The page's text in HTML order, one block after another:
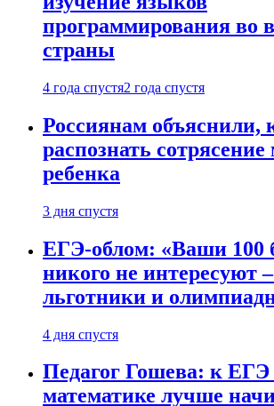
программирования во
страны
4 года спустя2 года спустя
Россиянам объяснили,
распознать сотрясение
ребенка
3 дня спустя
ЕГЭ-облом: «Ваши 100
никого не интересуют
льготники и
4 дня спустя
Педагог Гошева: к ЕГЭ
математике лучше